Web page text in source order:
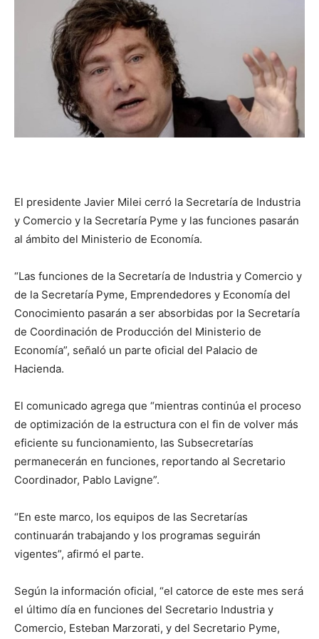
::
La
lo
se
ve…
El presidente Javier Milei cerró la Secretaría de Industria
y Comercio y la Secretaría Pyme y las funciones pasarán
al ámbito del Ministerio de Economía.
“Las funciones de la Secretaría de Industria y Comercio y
de la Secretaría Pyme, Emprendedores y Economía del
Conocimiento pasarán a ser absorbidas por la Secretaría
de Coordinación de Producción del Ministerio de
Economía”, señaló un parte oficial del Palacio de
Hacienda.
El comunicado agrega que “mientras continúa el proceso
de optimización de la estructura con el fin de volver más
eficiente su funcionamiento, las Subsecretarías
permanecerán en funciones, reportando al Secretario
Coordinador, Pablo Lavigne”.
“En este marco, los equipos de las Secretarías
continuarán trabajando y los programas seguirán
vigentes”, afirmó el parte.
Según la información oficial, “el catorce de este mes será
el último día en funciones del Secretario Industria y
Comercio, Esteban Marzorati, y del Secretario Pyme,